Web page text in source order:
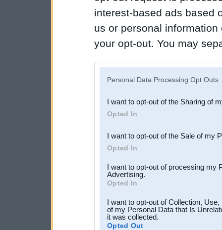
interest-based ads based
us or personal
your opt-out. You may
Downstream Participants
third parties.
Personal Data Processing Opt Outs
I want to opt-out of the Sharing of
Opted In
I want to opt-out of the Sale of my
Opted In
I want to opt-out of processing my
Advertising.
Opted In
I want to opt-out of Collection,
of my Personal Data that Is
it was collected.
Opted Out